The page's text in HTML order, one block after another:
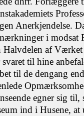
Anerkjendelse.
i modsat
af
til hine
til de dengang
egner sig
ind i Husene,